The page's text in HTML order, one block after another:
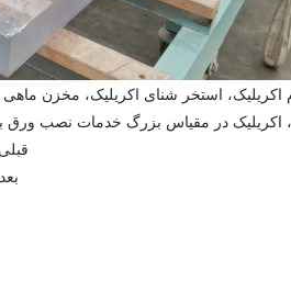
اکریلیک، استخر شنای اکریلیک، مخزن